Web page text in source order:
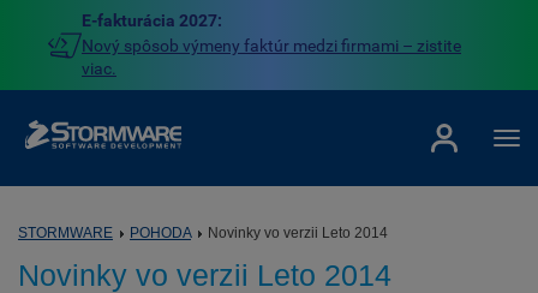
E-fakturácia 2027:
Nový spôsob výmeny faktúr medzi firmami – zistite
viac.
STORMWARE POHODA Novinky vo verzii Leto 2014
Novinky vo verzii Leto 2014